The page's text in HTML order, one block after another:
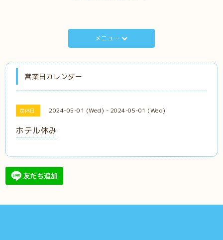
メニュー
営業日カレンダー
定休日 2024-05-01 (Wed) - 2024-05-01 (Wed)
ホテル休み